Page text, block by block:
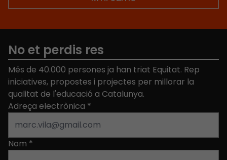
No et perdis res
Més de 40.000 persones ja han triat Equitat. Rep
iniciatives, propostes i projectes per millorar la
qualitat de l'educació a Catalunya.
Adreça electrònica *
Nom *